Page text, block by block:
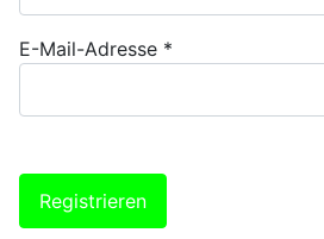
E-Mail-Adresse *
Registrieren